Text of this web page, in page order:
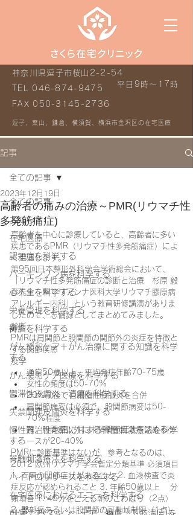
平日9時～17時
神奈川県逗子市桜山2-2-54
TEL 046-874-9475
FAX 050-3145-2736
逗子、葉山、鎌倉、横須賀、横浜市金沢区の在宅医療
記事
全ての記事
お知らせ
在宅医療
認知症を科学する
パーキンソン病を科学する
心不全を科学する
栄養管理を科学する
褥瘡を科学する
がん緩和ケア＋がん治療に関する知識を科学
する
がん緩和ケア医療を科学する
鬱滞性皮膚炎・潰瘍を科学する
失禁関連皮膚炎を科学する
慢性難治性疼痛に対する脊髄刺激療法を科学
する
脊髄刺激療法を科学する
ハイドロリリースを科学する
在宅医療におけるエコーを科学する
創傷ケア(スキン テア、褥瘡、下肢潰瘍)を
全ての記事
高齢者の痛みの治療～PMR(リウマチ性
多発筋痛症)
2023年12月19日
高齢者を中心に診療していると、高齢者に多い
疾患であるPMR（リウマチ性多発筋痛症）によ
く遭遇します。
第95回日本整形外科学会学術総会において、
「リウマチ性多発筋痛症の診断と治療　杉原 毅
彦先生　聖マリアンナ医科大学リウマチ膠原病
アレルギー内科」という教育研修講演がありま
したので、忘備録としてまとめてみました。
診断
PMRは肩関節と股関節の関節外の炎症を特徴と
する関節疾患
疫学
通常50歳以上、平均発症年齢70-75歳
女性の頻度は50-70%
20%前後で巨細胞性動脈炎を合併
肩関節病変は必須で、股関節病変は50-
70%程度
肩、股関節以外に末梢関節症状を認めるケ
ースが20-40%
PMRに診断基準はないが、参考となるのは、
2012 欧州リウマチ学会暫定分類基準 必須項目
1. 両肩の関節症状があること 2. 血液検査で炎
症反応が認められること 3. 年齢50歳以上　 分
類項目 1. 45分をこえる朝のこわばり（2点）
2. 臀部痛あるいは股関節の可動域制限（1点）